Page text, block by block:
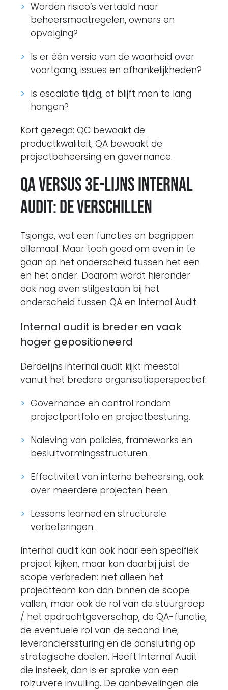
Worden risico’s vertaald naar
beheersmaatregelen, owners en
opvolging?
Is er één versie van de waarheid over
voortgang, issues en afhankelijkheden?
Is escalatie tijdig, of blijft men te lang
hangen?
Kort gezegd: QC bewaakt de
productkwaliteit, QA bewaakt de
projectbeheersing en governance.
QA versus 3e-lijns Internal
Audit: de verschillen
Tsjonge, wat een functies en begrippen
allemaal. Maar toch goed om even in te
gaan op het onderscheid tussen het een
en het ander. Daarom wordt hieronder
ook nog even stilgestaan bij het
onderscheid tussen QA en Internal Audit.
Internal audit is breder en vaak
hoger gepositioneerd
Derdelijns internal audit kijkt meestal
vanuit het bredere organisatieperspectief:
Governance en control rondom
projectportfolio en projectbesturing.
Naleving van policies, frameworks en
besluitvormingsstructuren.
Effectiviteit van interne beheersing, ook
over meerdere projecten heen.
Lessons learned en structurele
verbeteringen.
Internal audit kan ook naar een specifiek
project kijken, maar kan daarbij juist de
scope verbreden: niet alleen het
projectteam kan dan binnen de scope
vallen, maar ook de rol van de stuurgroep
/ het opdrachtgeverschap, de QA-functie,
de eventuele rol van de second line,
leverancierssturing en de aansluiting op
strategische doelen. Heeft Internal Audit
die insteek, dan is er sprake van een
rolzuivere invulling. De aanbevelingen die